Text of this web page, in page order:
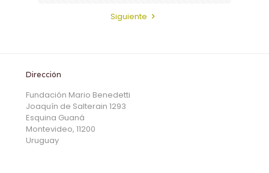
Siguiente
Dirección
Fundación Mario Benedetti
Joaquín de Salterain 1293
Esquina Guaná
Montevideo, 11200
Uruguay